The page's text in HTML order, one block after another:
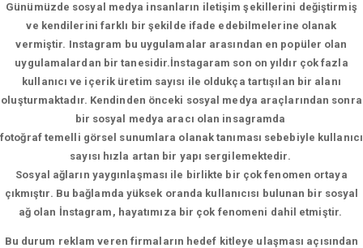
Günümüzde sosyal medya insanların iletişim şekillerini değiştirmiş
ve kendilerini farklı bir şekilde ifade edebilmelerine olanak
vermiştir. Instagram bu uygulamalar arasından en popüler olan
uygulamalardan bir tanesidir.İnstagaram son on yıldır çok fazla
kullanıcı ve içerik üretim sayısı ile oldukça tartışılan bir alanı
oluşturmaktadır. Kendinden önceki sosyal medya araçlarından sonra
bir sosyal medya aracı olan insagramda
fotoğraf temelli görsel sunumlara olanak tanıması sebebiyle kullanıcı
sayısı hızla artan bir yapı sergilemektedir.
Sosyal ağların yaygınlaşması ile birlikte bir çok fenomen ortaya
çıkmıştır. Bu bağlamda yüksek oranda kullanıcısı bulunan bir sosyal
ağ olan İnstagram, hayatımıza bir çok fenomeni dahil etmiştir.
Bu durum reklam veren firmaların hedef kitleye ulaşması açısından